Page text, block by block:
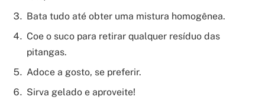
Bata tudo até obter uma mistura homogênea.
Coe o suco para retirar qualquer resíduo das
pitangas.
Adoce a gosto, se preferir.
Sirva gelado e aproveite!